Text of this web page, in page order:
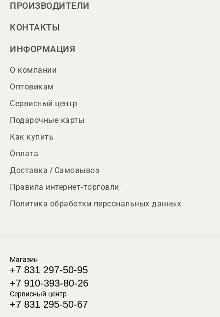
ПРОИЗВОДИТЕЛИ
КОНТАКТЫ
ИНФОРМАЦИЯ
О компании
Оптовикам
Сервисный центр
Подарочные карты
Как купить
Оплата
Доставка / Самовывоз
Правила интернет-торговли
Политика обработки персональных данных
Магазин
+7 831 297-50-95
+7 910-393-80-26
Сервисный центр
+7 831 295-50-67